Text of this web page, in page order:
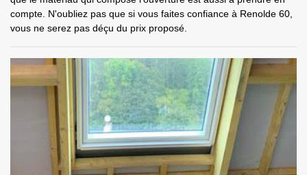
compte. N'oubliez pas que si vous faites confiance à Renolde 60,
vous ne serez pas déçu du prix proposé.